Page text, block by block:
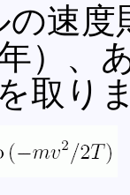
速度
）、
取り